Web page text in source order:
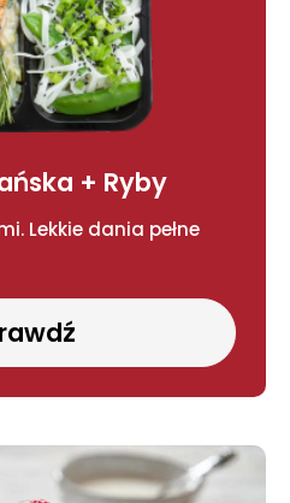
+ Ryby
Lekkie dania pełne